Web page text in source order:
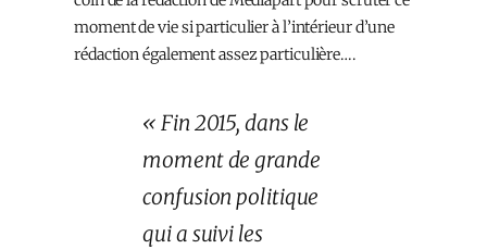
moment de vie si particulier à l’intérieur d’une
rédaction également assez particulière….
« Fin 2015, dans le
moment de grande
confusion politique
qui a suivi les